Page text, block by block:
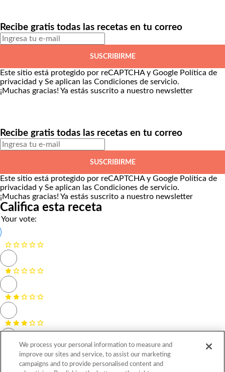
Recibe gratis todas las recetas en tu correo
SUSCRIBIRME
Este sitio está protegido por reCAPTCHA y Google Política de
privacidad y Se aplican las Condiciones de servicio.
¡Muchas gracias! Ya estás suscrito a nuestro newsletter
Recibe gratis todas las recetas en tu correo
SUSCRIBIRME
Este sitio está protegido por reCAPTCHA y Google Política de
privacidad y Se aplican las Condiciones de servicio.
¡Muchas gracias! Ya estás suscrito a nuestro newsletter
Califica esta receta
Your vote:
We process your personal information to measure and
improve our sites and service, to assist our marketing
campaigns and to provide personalised content and